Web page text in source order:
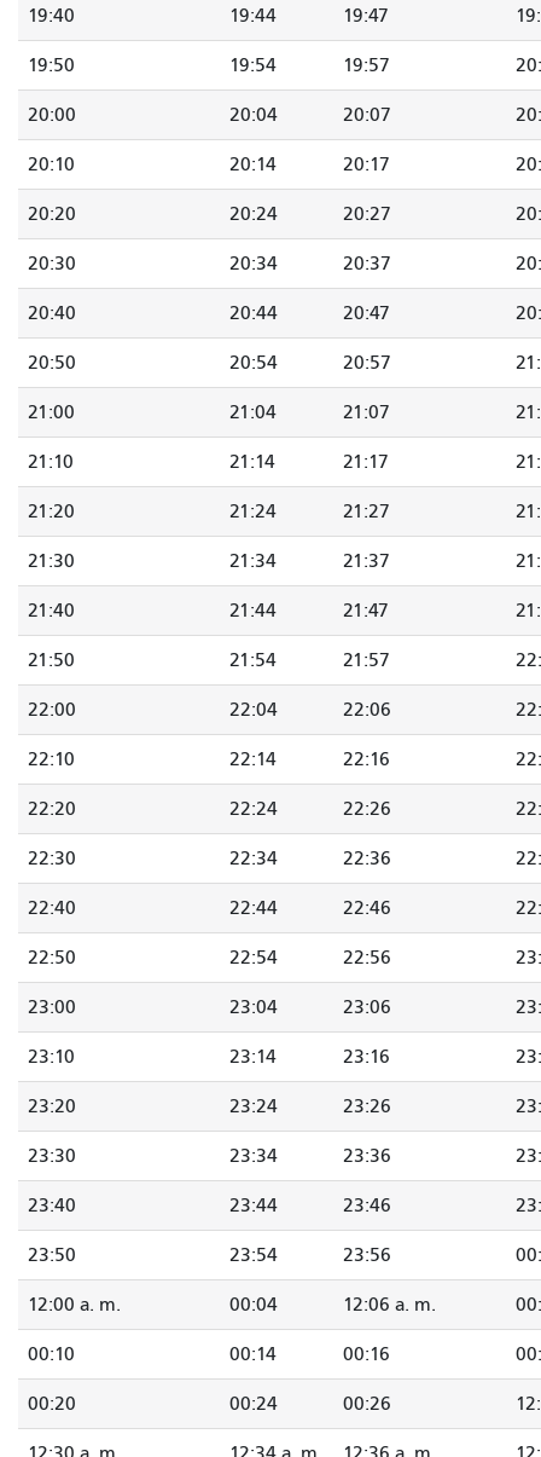
19:40 19:44 19:47
19:50 19:54 19:57
20:00 20:04 20:07
20:10 20:14 20:17
20:20 20:24 20:27
20:30 20:34 20:37
20:40 20:44 20:47
20:50 20:54 20:57
21:00 21:04 21:07
21:10 21:14 21:17
21:20 21:24 21:27
21:30 21:34 21:37
21:40 21:44 21:47
21:50 21:54 21:57
22:00 22:04 22:06
22:10 22:14 22:16
22:20 22:24 22:26
22:30 22:34 22:36
22:40 22:44 22:46
22:50 22:54 22:56
23:00 23:04 23:06
23:10 23:14 23:16
23:20 23:24 23:26
23:30 23:34 23:36
23:40 23:44 23:46
23:50 23:54 23:56
12:00 a. m. 00:04 12:06 a. m.
00:10 00:14 00:16
00:20 00:24 00:26